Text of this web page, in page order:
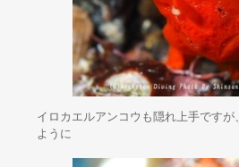
イロカエルアンコウも隠れ上手です
ように